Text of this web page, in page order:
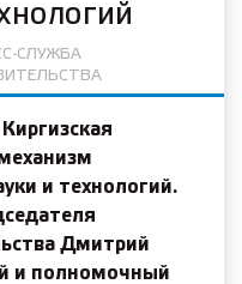
СЛУЖБА
и технологий.
Дмитрий
и полномочный